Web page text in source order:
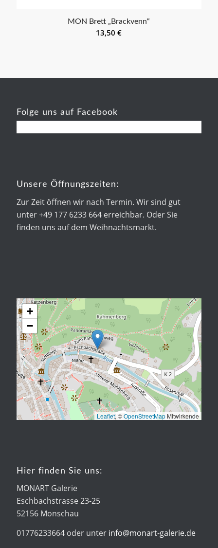
MON Brett „Brackvenn“
13,50€
Folge uns auf Facebook
Unsere Öffnungszeiten:
Zur Zeit öffnen wir nach Termin. Wir sind gut
unter +49 177 6233 664 erreichbar. Oder Sie
finden uns auf dem Weihnachtsmarkt.
+
−
Leaflet, ©OpenStreetMap Mitwirkende
Hier finden Sie uns:
MONART Galerie
Eschbachstrasse 23-25
52156 Monschau
01776233664 oder unter info@monart-galerie.de